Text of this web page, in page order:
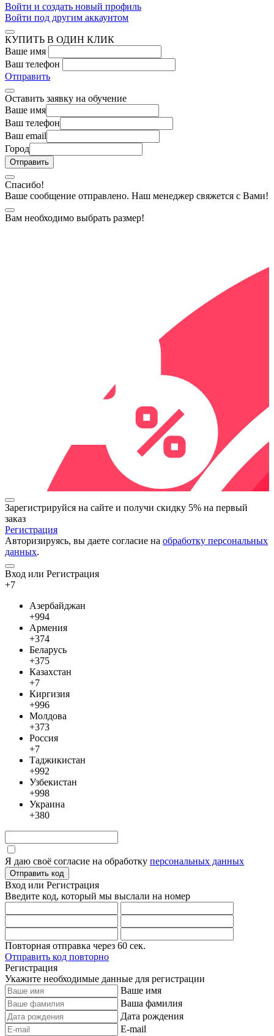
Войти и создать новый профиль
Войти под другим аккаунтом
КУПИТЬ В ОДИН КЛИК
Ваше имя
Ваш телефон
Отправить
Оставить заявку на обучение
Ваше имя
Ваш телефон
Ваш email
Город
Спасибо!
Ваше сообщение отправлено. Наш менеджер свяжется с Вами!
Вам необходимо выбрать размер!
Зарегистрируйся на сайте и получи скидку 5% на первый
заказ
Регистрация
Авторизируясь, вы даете согласие на обработку персональных
данных.
Вход или Регистрация
+7
Азербайджан
+994
Армения
+374
Беларусь
+375
Казахстан
+7
Киргизия
+996
Молдова
+373
Россия
+7
Таджикистан
+992
Узбекистан
+998
Украина
+380
Я даю своё согласие на обработку персональных данных
Отправить код
Вход или Регистрация
Введите код, который мы выслали на номер
Повторная отправка через 60 сек.
Отправить код повторно
Регистрация
Укажите необходимые данные для регистрации
Ваше имя
Ваша фамилия
Дата рождения
E-mail